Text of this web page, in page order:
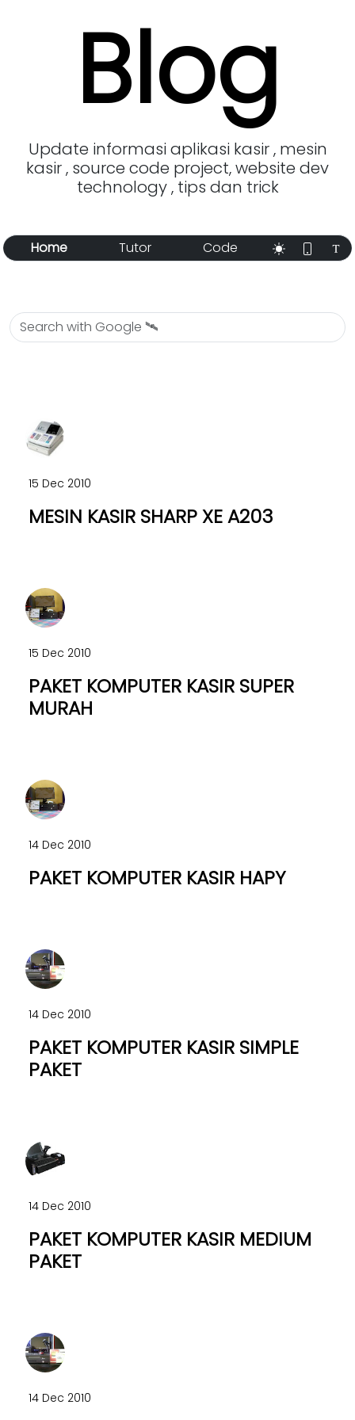
Blog
Update informasi aplikasi kasir , mesin
kasir , source code project, website dev
technology , tips dan trick
Home Tutor Code
15 Dec 2010
MESIN KASIR SHARP XE A203
15 Dec 2010
PAKET KOMPUTER KASIR SUPER
MURAH
14 Dec 2010
PAKET KOMPUTER KASIR HAPY
14 Dec 2010
PAKET KOMPUTER KASIR SIMPLE
PAKET
14 Dec 2010
PAKET KOMPUTER KASIR MEDIUM
PAKET
14 Dec 2010